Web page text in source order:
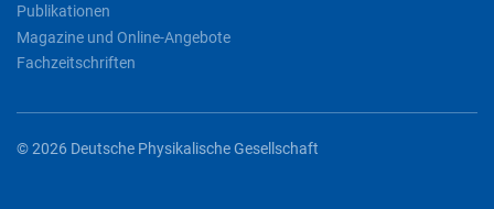
Publikationen
Magazine und Online-Angebote
Fachzeitschriften
© 2026 Deutsche Physikalische Gesellschaft